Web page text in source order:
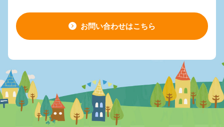
お問い合わせはこちら